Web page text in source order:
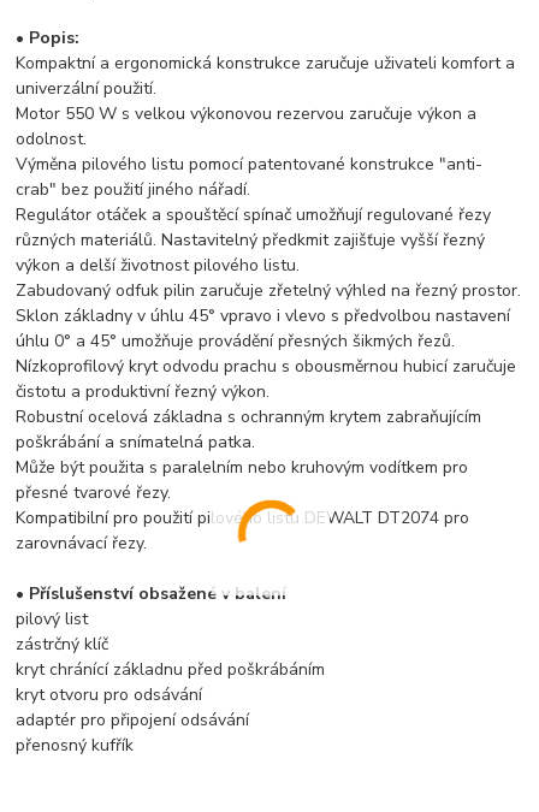
• Popis:
Kompaktní a ergonomická konstrukce zaručuje uživateli komfort a
univerzální použití.
Motor 550 W s velkou výkonovou rezervou zaručuje výkon a
odolnost.
Výměna pilového listu pomocí patentované konstrukce "anti-
crab" bez použití jiného nářadí.
Regulátor otáček a spouštěcí spínač umožňují regulované řezy
různých materiálů. Nastavitelný předkmit zajišťuje vyšší řezný
výkon a delší životnost pilového listu.
Zabudovaný odfuk pilin zaručuje zřetelný výhled na řezný prostor.
Sklon základny v úhlu 45° vpravo i vlevo s předvolbou nastavení
úhlu 0° a 45° umožňuje provádění přesných šikmých řezů.
Nízkoprofilový kryt odvodu prachu s obousměrnou hubicí zaručuje
čistotu a produktivní řezný výkon.
Robustní ocelová základna s ochranným krytem zabraňujícím
poškrábání a snímatelná patka.
Může být použita s paralelním nebo kruhovým vodítkem pro
přesné tvarové řezy.
Kompatibilní pro použití pilového listu DEWALT DT2074 pro
zarovnávací řezy.
• Příslušenství obsažené v balení
pilový list
zástrčný klíč
kryt chránící základnu před poškrábáním
kryt otvoru pro odsávání
adaptér pro připojení odsávání
přenosný kufřík